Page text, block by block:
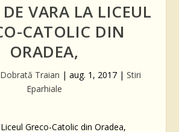
VARA LA LICEUL
CATOLIC DIN
ORADEA,
Traian | aug. 1, 2017 | Stiri
Eparhiale